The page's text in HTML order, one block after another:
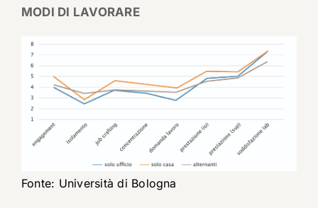
MODI DI LAVORARE
Fonte: Università di Bologna